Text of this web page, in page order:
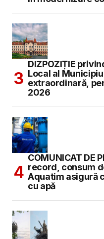
DIZPOZIȚIE
Local al
extraordinară,
2026
COMUNICAT DE
record, consum
Aquatim asigură
cu apă